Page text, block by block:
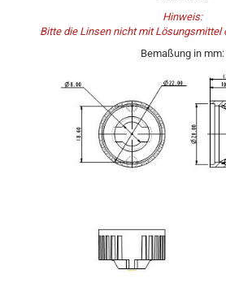
Hinweis:
Bitte die Linsen nicht mit Lösungsmittel
Bemaßung in mm: